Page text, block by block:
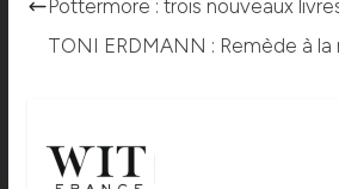
Pottermore : trois nouveaux
TONI ERDMANN : Remède à